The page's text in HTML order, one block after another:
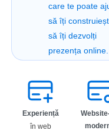
care te poate
să îți
să îți dezvolți
prezența online.
Experiență
în web